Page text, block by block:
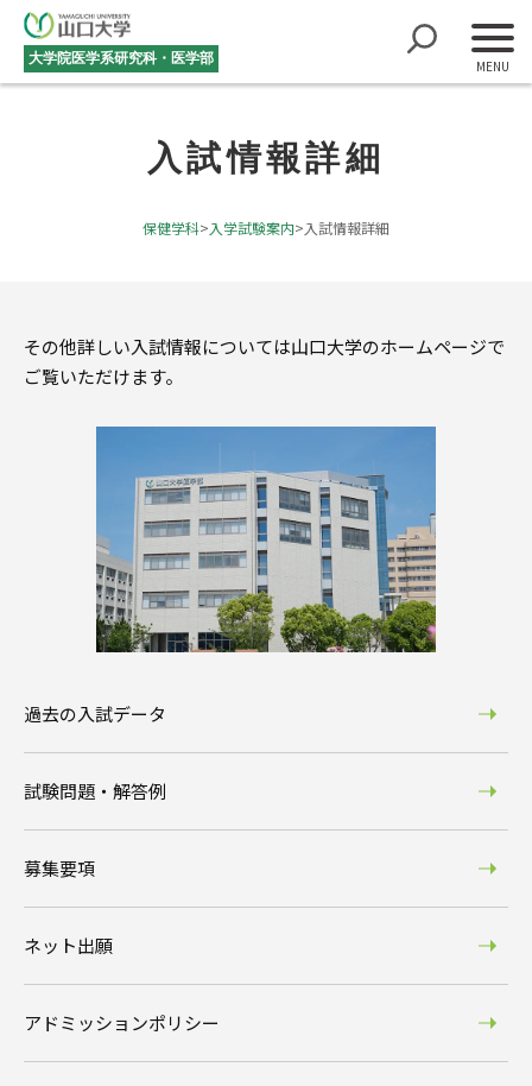
大学院医学系研究科・医学部
入試情報詳細
保健学科>入学試験案内>入試情報詳細
その他詳しい入試情報については山口大学のホームページで
ご覧いただけます。
過去の入試データ
試験問題・解答例
募集要項
ネット出願
アドミッションポリシー